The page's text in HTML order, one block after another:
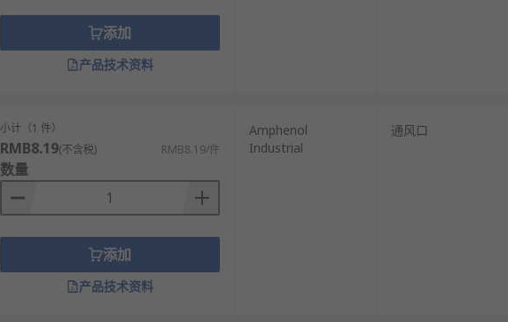
添加
产品技术资料
小计（1 件）
RMB8.19(不含税) RMB8.19/件
数量
添加
产品技术资料
Amphenol
Industrial
通风口